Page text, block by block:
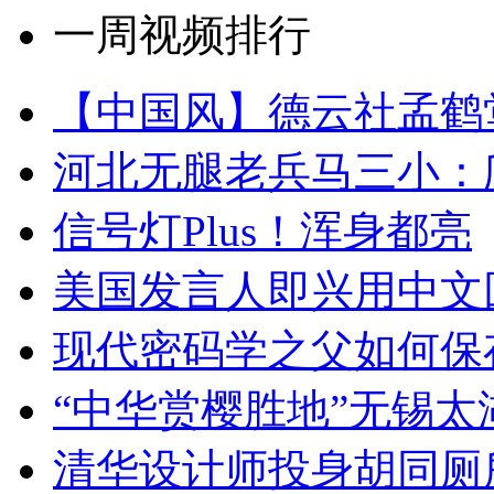
一周视频排行
【中国风】德云社孟
河北无腿老兵马三小
信号灯Plus！浑身都亮
美国发言人即兴用中
现代密码学之父如何
“中华赏樱胜地”无锡
清华设计师投身胡同